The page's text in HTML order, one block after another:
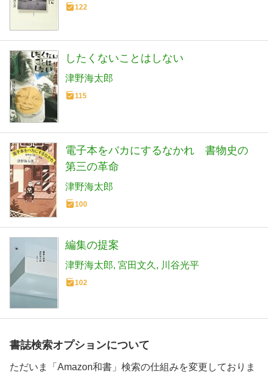
122
したくないことはしない
津野海太郎
115
電子本をバカにするなかれ 書物史の
第三の革命
津野海太郎
100
編集の提案
津野海太郎 宮田文久 川谷光平
102
書誌検索オプションについて
ただいま「Amazon和書」検索の仕組みを変更しておりま